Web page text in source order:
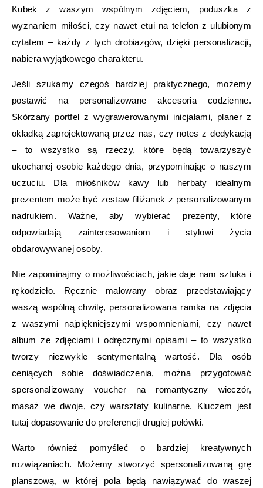
Kubek z waszym wspólnym zdjęciem, poduszka z
wyznaniem miłości, czy nawet etui na telefon z ulubionym
cytatem – każdy z tych drobiazgów, dzięki personalizacji,
nabiera wyjątkowego charakteru.
Jeśli szukamy czegoś bardziej praktycznego, możemy
postawić na personalizowane akcesoria codzienne.
Skórzany portfel z wygrawerowanymi inicjałami, planer z
okładką zaprojektowaną przez nas, czy notes z dedykacją
– to wszystko są rzeczy, które będą towarzyszyć
ukochanej osobie każdego dnia, przypominając o naszym
uczuciu. Dla miłośników kawy lub herbaty idealnym
prezentem może być zestaw filiżanek z personalizowanym
nadrukiem. Ważne, aby wybierać prezenty, które
odpowiadają zainteresowaniom i stylowi życia
obdarowywanej osoby.
Nie zapominajmy o możliwościach, jakie daje nam sztuka i
rękodzieło. Ręcznie malowany obraz przedstawiający
waszą wspólną chwilę, personalizowana ramka na zdjęcia
z waszymi najpiękniejszymi wspomnieniami, czy nawet
album ze zdjęciami i odręcznymi opisami – to wszystko
tworzy niezwykle sentymentalną wartość. Dla osób
ceniących sobie doświadczenia, można przygotować
spersonalizowany voucher na romantyczny wieczór,
masaż we dwoje, czy warsztaty kulinarne. Kluczem jest
tutaj dopasowanie do preferencji drugiej połówki.
Warto również pomyśleć o bardziej kreatywnych
rozwiązaniach. Możemy stworzyć spersonalizowaną grę
planszową, w której pola będą nawiązywać do waszej